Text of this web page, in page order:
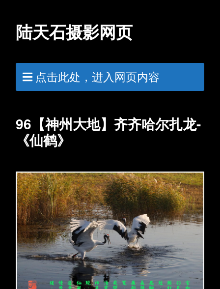
陆天石摄影网页
点击此处，进入网页内容
96【神州大地】齐齐哈尔扎龙-
《仙鹤》